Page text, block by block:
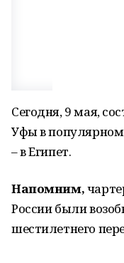
Сегодня, 9 мая,
Уфы в
– в Египет.
Напомним,
России были
шестилетнего